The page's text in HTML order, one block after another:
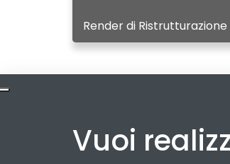
Render di
Vuoi